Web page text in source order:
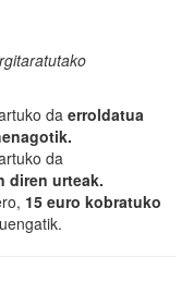
da erroldatua
da
diren urteak.
15 euro kobratuko